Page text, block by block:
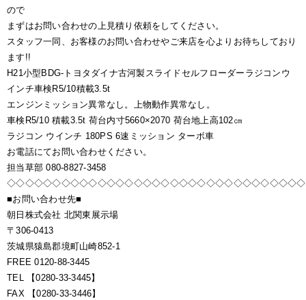
ので
まずはお問い合わせの上見積り依頼をしてください。
スタッフ一同、お客様のお問い合わせやご来店を心よりお待ちしており
ます!!
H21小型BDG-トヨタダイナ古河製スライドセルフローダーラジコンウ
インチ車検R5/10積載3.5t
エンジンミッション異常なし。上物動作異常なし。
車検R5/10 積載3.5t 荷台内寸5660×2070 荷台地上高102㎝
ラジコン ウインチ 180PS 6速ミッション ターボ車
お電話にてお問い合わせください。
担当草部 080-8827-3458
■お問い合わせ先■
朝日株式会社 北関東展示場
〒306-0413
茨城県猿島郡境町山崎852-1
FREE 0120-88-3445
TEL 【0280-33-3445】
FAX 【0280-33-3446】